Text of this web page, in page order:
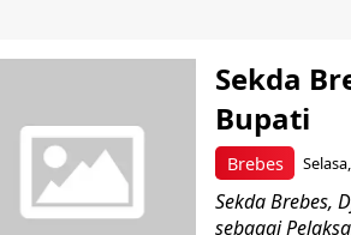
Brebes
Sekda
Bupati
Sekda Brebes,
sebagai